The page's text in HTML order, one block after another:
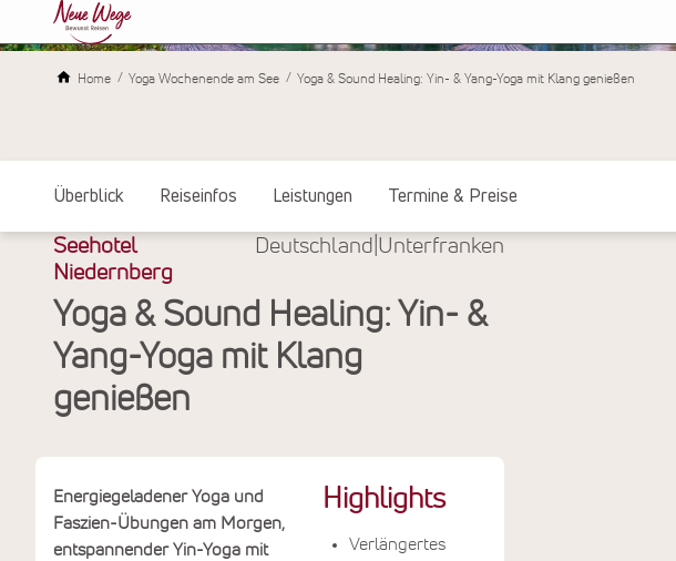
Home Yoga Wochenende am See Yoga & Sound Healing: Yin- & Yang-Yoga mit Klang genießen
Überblick Reiseinfos Leistungen Termine & Preise
Seehotel
Niedernberg
Deutschland Unterfranken
Yoga & Sound Healing: Yin- &
Yang-Yoga mit Klang
genießen
Highlights
Verlängertes
Energiegeladener Yoga und
Faszien-Übungen am Morgen,
entspannender Yin-Yoga mit